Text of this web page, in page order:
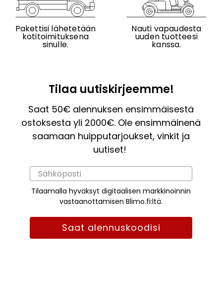
Pakettisi lähetetään
kotitoimituksena
sinulle.
Nauti vapaudesta
uuden tuotteesi
kanssa.
Tilaa uutiskirjeemme!
Saat 50€ alennuksen ensimmäisestä
ostoksesta yli 2000€. Ole ensimmäinenä
saamaan huipputarjoukset, vinkit ja
uutiset!
Tilaamalla hyväksyt digitaalisen markkinoinnin
vastaanottamisen Blimo.fi:ltä.
Saat alennuskoodisi